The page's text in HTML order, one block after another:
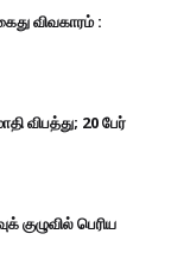
விவகாரம் :
விபத்து; 20 பேர்
குழுவில் பெரிய